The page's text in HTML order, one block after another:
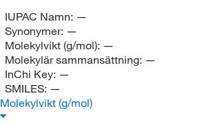
IUPAC Namn: —
Synonymer: —
Molekylvikt (g/mol): —
Molekylär sammansättning: —
InChi Key: —
SMILES: —
Molekylvikt (g/mol)